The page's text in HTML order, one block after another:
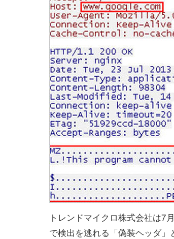
トレンドマイクロ株式会社は7
で検出を逃れる「偽装ヘッダ